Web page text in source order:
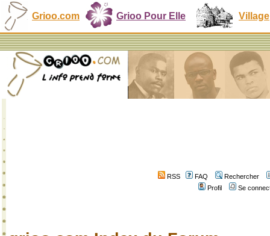
Grioo.com Grioo Pour Elle Village
RSS FAQ
Rechercher
Profil
Se